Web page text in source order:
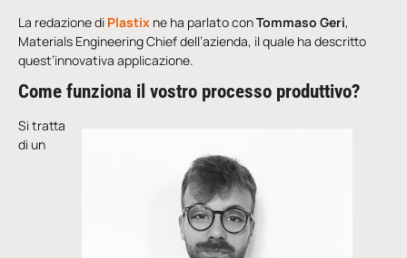
La redazione di Plastix ne ha parlato conTommaso Geri,
Materials Engineering Chief dell’azienda, il quale ha descritto
quest’innovativa applicazione.
Come funziona il vostro processo produttivo?
Si tratta
di un